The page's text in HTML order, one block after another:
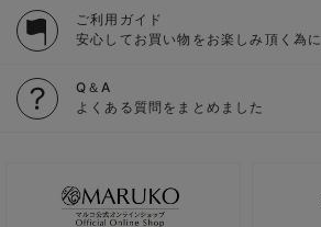
ご利用ガイド
安心してお買い物をお楽しみ頂く為に
Q＆A
よくある質問をまとめました